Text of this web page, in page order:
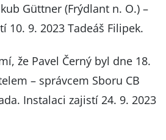
Güttner (Frýdlant n. O.) –
10. 9. 2023 Tadeáš Filipek.
že Pavel Černý byl dne 18.
– správcem Sboru CB
Instalaci zajistí 24. 9. 2023